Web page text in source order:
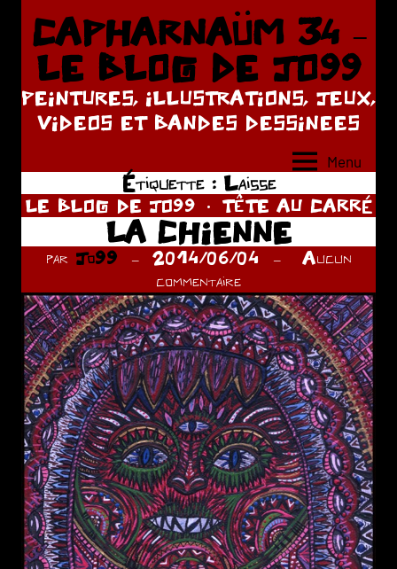
Aller
contenu
CAPHARNAÜM 34 –
LE BLOG DE JO99
PEINTURES, ILLUSTRATIONS, JEUX,
VIDEOS ET BANDES DESSINEES
Menu
Étiquette : Laisse
LE BLOG DE JO99 TÊTE AU CARRÉ
LA CHIENNE
par Jo99 2014/06/04
Aucun
commentaire